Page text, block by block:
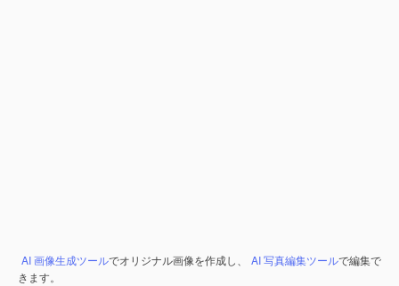
AI 画像生成ツールでオリジナル画像を作成し、 AI 写真編集ツールで編集で
きます。